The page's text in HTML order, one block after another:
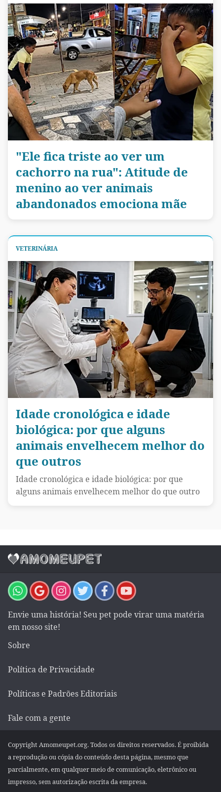
"Ele fica triste ao ver um
cachorro na rua": Atitude de
menino ao ver animais
abandonados emociona mãe
VETERINÁRIA
Idade cronológica e idade
biológica: por que alguns
animais envelhecem melhor do
que outros
Idade cronológica e idade biológica: por que
alguns animais envelhecem melhor do que outro
Envie uma história! Seu pet pode virar uma matéria
em nosso site!
Sobre
Política de Privacidade
Políticas e Padrões Editoriais
Fale com a gente
Copyright Amomeupet.org. Todos os direitos reservados. É proibida
a reprodução ou cópia do conteúdo desta página, mesmo que
parcialmente, em qualquer meio de comunicação, eletrônico ou
impresso, sem autorização escrita da empresa.